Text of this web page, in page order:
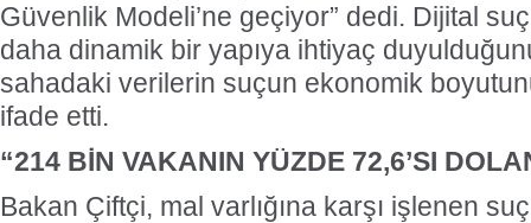
Güvenlik Modeli’ne geçiyor” dedi. Dijital
daha dinamik bir yapıya ihtiyaç
sahadaki verilerin suçun ekonomik
ifade etti.
“214 BİN VAKANIN YÜZDE 72,6’SI
Bakan Çiftçi, mal varlığına karşı işlenen